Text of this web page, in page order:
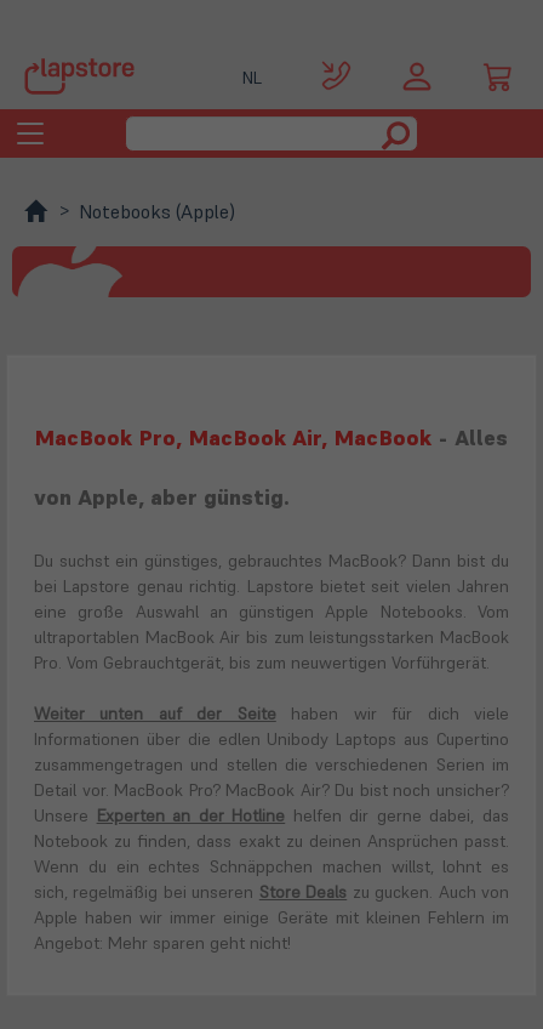
NL
Toggle
navigation
Notebooks (Apple)
MacBook Pro, MacBook Air, MacBook - Alles
von Apple, aber günstig.
Du suchst ein günstiges, gebrauchtes MacBook? Dann bist du
bei Lapstore genau richtig. Lapstore bietet seit vielen Jahren
eine große Auswahl an günstigen Apple Notebooks. Vom
ultraportablen MacBook Air bis zum leistungsstarken MacBook
Pro. Vom Gebrauchtgerät, bis zum neuwertigen Vorführgerät.
Weiter unten auf der Seite haben wir für dich viele
Informationen über die edlen Unibody Laptops aus Cupertino
zusammengetragen und stellen die verschiedenen Serien im
Detail vor. MacBook Pro? MacBook Air? Du bist noch unsicher?
Unsere
Experten an der Hotline (öffnet
in
neuem
Tab)
helfen dir gerne dabei, das
Notebook zu finden, dass exakt zu deinen Ansprüchen passt.
Wenn du ein echtes Schnäppchen machen willst, lohnt es
sich, regelmäßig bei unseren Store Deals (öffnet
in
zu gucken. Auch von
Apple haben wir immer einige Geräte mit kleinen Fehlern im
Angebot: Mehr sparen geht nicht!